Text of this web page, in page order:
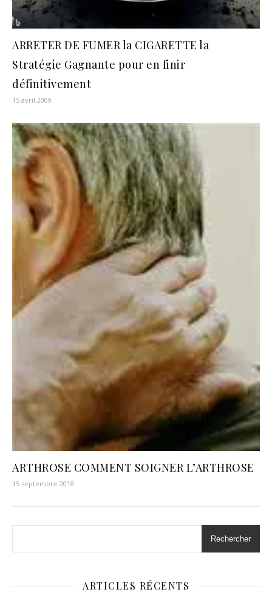
ARRETER DE FUMER la CIGARETTE la
Stratégie Gagnante pour en finir
définitivement
15 avril 2009
ARTHROSE COMMENT SOIGNER L’ARTHROSE
15 septembre 2018
Rechercher
ARTICLES RÉCENTS